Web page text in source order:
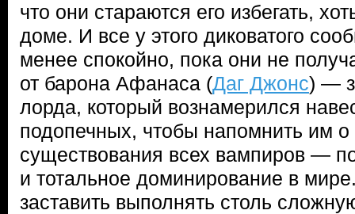
что они стараются его избегать,
доме. И все у этого диковатого
менее спокойно, пока они не
от барона Афанаса (Даг Джонс) —
лорда, который вознамерился
подопечных, чтобы напомнить им о
существования всех вампиров —
и тотальное доминирование в
заставить выполнять столь